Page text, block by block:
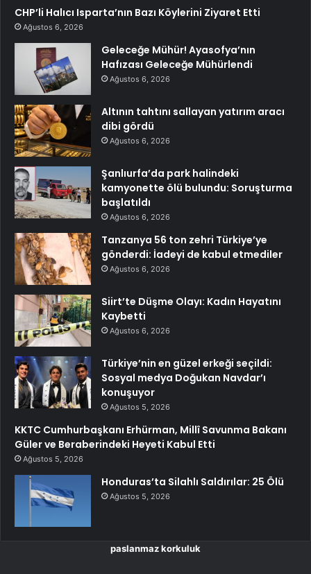
CHP’li Halıcı Isparta’nın Bazı Köylerini Ziyaret Etti
Ağustos 6, 2026
Geleceğe Mühür! Ayasofya’nın
Hafızası Geleceğe Mühürlendi
Ağustos 6, 2026
Altının tahtını sallayan yatırım aracı
dibi gördü
Ağustos 6, 2026
Şanlıurfa’da park halindeki
kamyonette ölü bulundu: Soruşturma
başlatıldı
Ağustos 6, 2026
Tanzanya 56 ton zehri Türkiye’ye
gönderdi: İadeyi de kabul etmediler
Ağustos 6, 2026
Siirt’te Düşme Olayı: Kadın Hayatını
Kaybetti
Ağustos 6, 2026
Türkiye’nin en güzel erkeği seçildi:
Sosyal medya Doğukan Navdar’ı
konuşuyor
Ağustos 5, 2026
KKTC Cumhurbaşkanı Erhürman, Millî Savunma Bakanı
Güler ve Beraberindeki Heyeti Kabul Etti
Ağustos 5, 2026
Honduras’ta Silahlı Saldırılar: 25 Ölü
Ağustos 5, 2026
paslanmaz korkuluk